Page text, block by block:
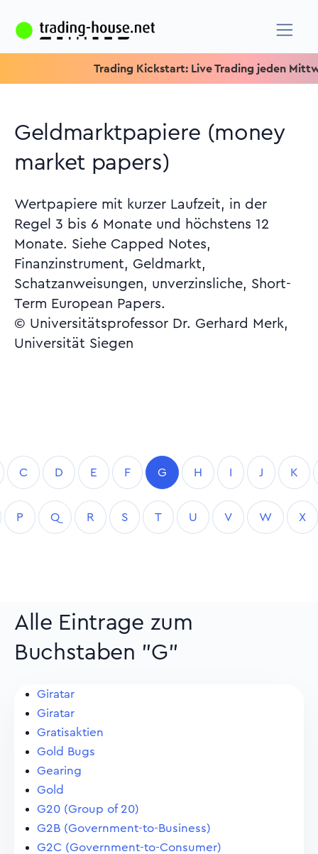
Trading Kickstart: Live Trading jeden Mittwoch
Geldmarktpapiere (money
market papers)
Wertpapiere mit kurzer Laufzeit, in der
Regel 3 bis 6 Monate und höchstens 12
Monate. Siehe Capped Notes,
Finanzinstrument, Geldmarkt,
Schatzanweisungen, unverzinsliche, Short-
Term European Papers.
© Universitätsprofessor Dr. Gerhard Merk,
Universität Siegen
C D E F G H I J K
P Q R S T U V W X
Alle Eintrage zum
Buchstaben "G"
Giratar
Giratar
Gratisaktien
Gold Bugs
Gearing
Gold
G20 (Group of 20)
G2B (Government-to-Business)
G2C (Government-to-Consumer)